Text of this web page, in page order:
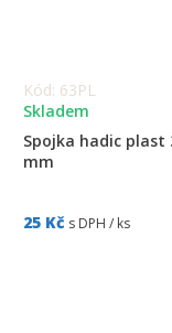
Kód: 63PL
Skladem
Spojka hadic plast
mm
25 Kč s DPH / ks